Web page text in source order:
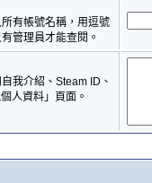
有帳號名稱，用逗號
管理員才能查閱。
我介紹、Steam ID、
人資料」頁面。